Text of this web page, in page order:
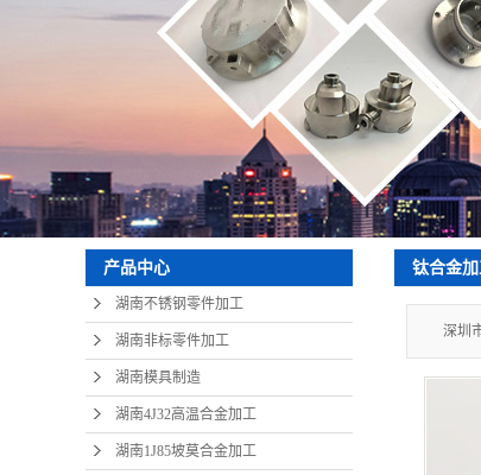
产品中心
湖南不锈钢零件加工
湖南非标零件加工
湖南模具制造
湖南4J32高温合金加工
湖南1J85坡莫合金加工
钛合金
深圳